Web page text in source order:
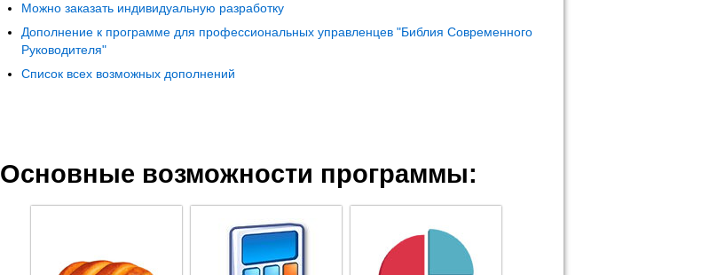
Можно заказать индивидуальную разработку
Дополнение к программе для профессиональных управленцев "Библия Современного
Руководителя"
Список всех возможных дополнений
Основные возможности программы: